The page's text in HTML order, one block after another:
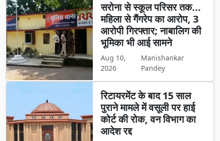
सरोना से स्कूल परिसर तक...
महिला से गैंगरेप का आरोप, 3
आरोपी गिरफ्तार; नाबालिग की
भूमिका भी आई सामने
Aug 10,
2026
Manishankar
Pandey
रिटायरमेंट के बाद 15 साल
पुराने मामले में वसूली पर हाई
कोर्ट की रोक, वन विभाग का
आदेश रद्द